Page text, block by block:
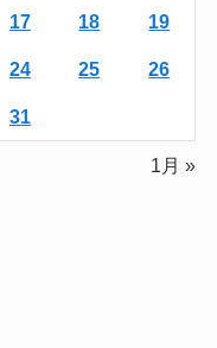
17 18 19
24 25 26
31
1月 »